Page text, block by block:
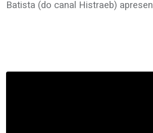
Batista (do canal Histraeb)